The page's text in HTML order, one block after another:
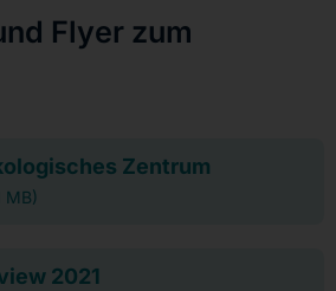
Flyer zum
Zentrum
MB)
2021